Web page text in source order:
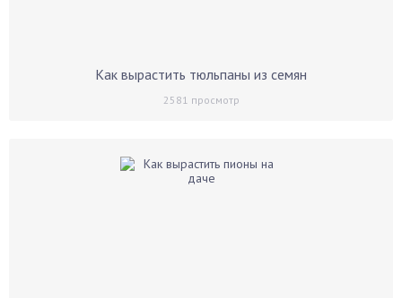
Как вырастить тюльпаны из семян
2581 просмотр